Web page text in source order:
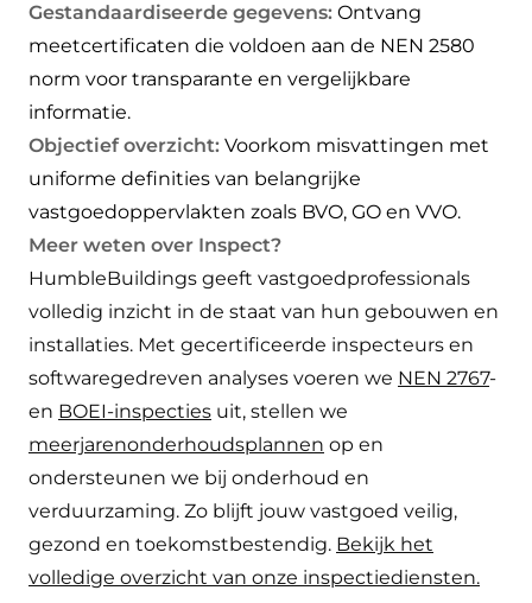
Gestandaardiseerde gegevens: Ontvang
meetcertificaten die voldoen aan de NEN 2580
norm voor transparante en vergelijkbare
informatie.
Objectief overzicht: Voorkom misvattingen met
uniforme definities van belangrijke
vastgoedoppervlakten zoals BVO, GO en VVO.
Meer weten over Inspect?
HumbleBuildings geeft vastgoedprofessionals
volledig inzicht in de staat van hun gebouwen en
installaties. Met gecertificeerde inspecteurs en
softwaregedreven analyses voeren we NEN 2767-
en BOEI-inspecties uit, stellen we
meerjarenonderhoudsplannen op en
ondersteunen we bij onderhoud en
verduurzaming. Zo blijft jouw vastgoed veilig,
gezond en toekomstbestendig. Bekijk het
volledige overzicht van onze inspectiediensten.